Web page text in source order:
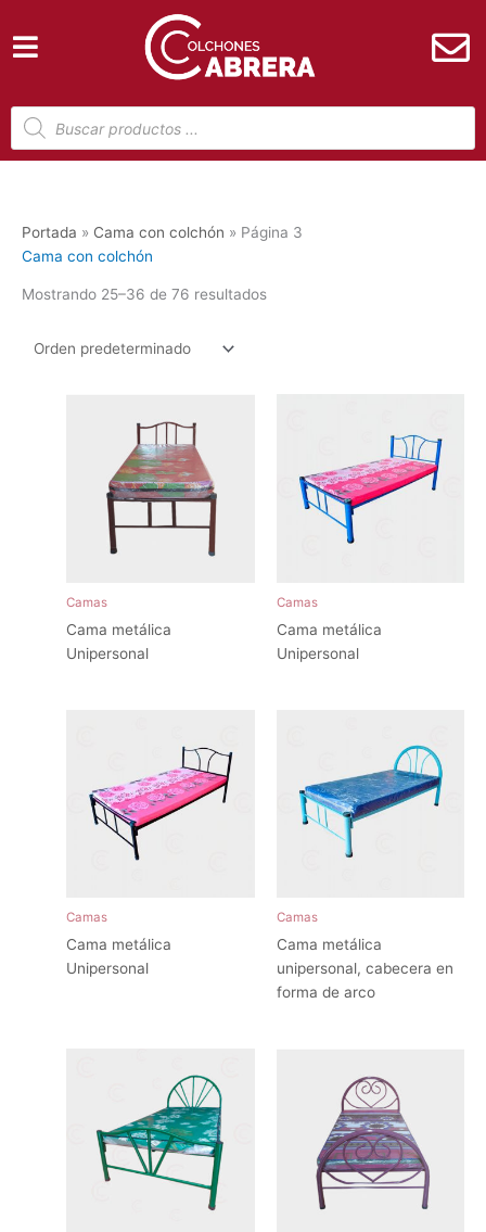
contenido
Búsqueda
de
productos
Portada » Cama con colchón » Página 3
Cama con colchón
Mostrando 25–36 de 76 resultados
Camas
Cama metálica
Unipersonal
Camas
Cama metálica
Unipersonal
Camas
Cama metálica
Unipersonal
Camas
Cama metálica
unipersonal, cabecera en
forma de arco